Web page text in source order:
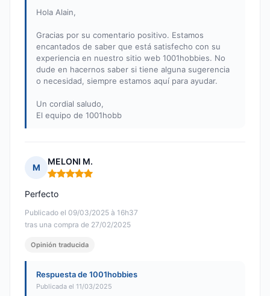
Hola Alain,
Gracias por su comentario positivo. Estamos
encantados de saber que está satisfecho con su
experiencia en nuestro sitio web 1001hobbies. No
dude en hacernos saber si tiene alguna sugerencia
o necesidad, siempre estamos aquí para ayudar.
Un cordial saludo,
El equipo de 1001hobb
M
MELONI M.
Nota: 5 de 5
Publicado el 09/03/2025 à 16h37
tras una compra de 27/02/2025
Perfecto
Opinión traducida
Respuesta de 1001hobbies
Publicada el 11/03/2025